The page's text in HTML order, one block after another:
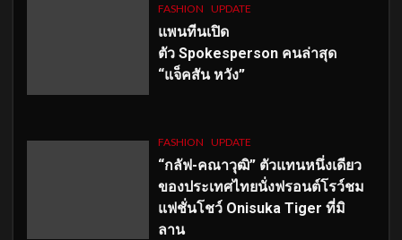
FASHION UPDATE
แพนทีนเปิด
ตัว Spokesperson คนล่าสุด
“แจ็คสัน หวัง”
FASHION UPDATE
“กลัฟ-คณาวุฒิ” ตัวแทนหนึ่งเดียว
ของประเทศไทยนั่งฟรอนต์โรว์ชม
แฟชั่นโชว์ Onisuka Tiger ที่มิ
ลาน